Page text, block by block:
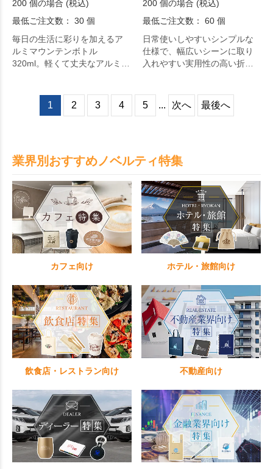
200 個の場合 (税込)
最低ご注文数： 30 個
毎日の生活に彩りを加えるア
ルミマウンテンボトル
320ml。軽くて丈夫なアルミボ
お使いいただけます。フルカ
いただけます。
200 個の場合 (税込)
最低ご注文数： 60 個
日常使いしやすいシンプルな
仕様で、幅広いシーンに取り
入れやすい実用性の高い折り
1 2 3 4 5 ... 次へ 最後へ
業界別おすすめノベルティ特集
カフェ向け ホテル・旅館向け
飲食店・レストラン向け 不動産向け